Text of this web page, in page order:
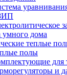
умного дома
теплые
полы
для
и